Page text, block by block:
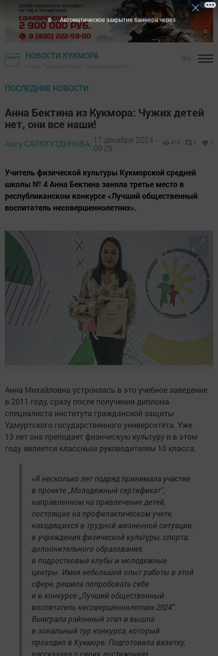
НОВОСТИ КУКМОРА
ПОСЛЕДНИЕ НОВОСТИ
Анна Бектина из Кукмора: Чужих детей
нет, они все наши!
Алсу САЛЯХУТДИНОВА, 17 декабря 2024 -
09:29
918 0 0
Учитель физической культуры Кукморской средней
школы № 4 Анна Бектина заняла третье место в
республиканском конкурсе «Лучший общественный
воспитатель несовершеннолетних».
Анна Михайловна устроилась в это учебное заведение
в 2011 году, сразу после получения диплома
специалиста института гражданской защиты
Удмуртского государственного университета. Уже
13 лет она преподает физическую культуру и в этом
году является классным руководителем 10 класса.
«Я несколько лет подряд принимала участие
в проекте „Молодежный сертификат“,
направленном на привлечение детей,
состоящих на профилактическом учете,
находящихся в трудной жизненной ситуации,
в учреждения физической культуры, спорта,
дополнительного образования,
в подростковые клубы и молодежные
центры. Имея небольшой опыт работы в этой
сфере, решила попробовать себя
и в конкурсе „Лучший общественный
воспитатель несовершеннолетних-2024“.
Выиграла районный этап и вышла
в зональный тур конкурса, который
проходил в Кукморе. Подготовила визитку,
рассказала о своих достижениях
4 Автоматическое закрытие баннера через